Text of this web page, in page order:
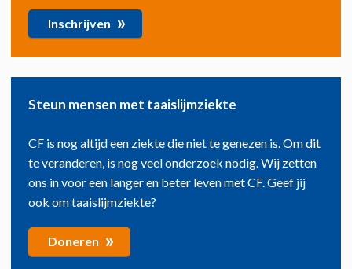
Inschrijven »
Steun mensen met taaislijmziekte
CF is nog altijd een ziekte die niet te genezen is. Om dit
te veranderen, is nog veel onderzoek nodig. Wij zetten
ons in voor een langer en beter leven met CF. Geef jij
ook om taaislijmziekte?
Doneren »